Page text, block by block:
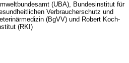
(UBA), Bundesinstitut für
Verbraucherschutz und
(BgVV) und Robert Koch-
(RKI)